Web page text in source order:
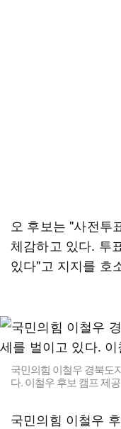
오 후보는 "사전투
체감하고 있다. 투
있다"고 지지를 호
국민의힘 이철우 경북도
다. 이철우 후보 캠프 제공
국민의힘 이철우